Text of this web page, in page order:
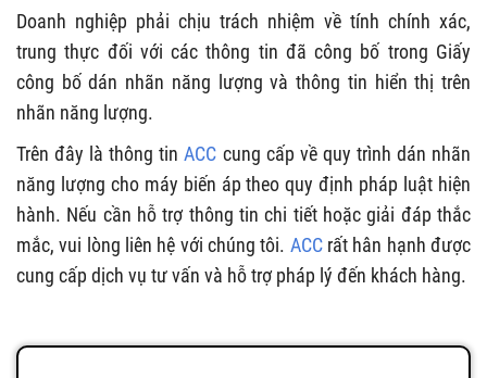
Doanh nghiệp phải chịu trách nhiệm về tính chính xác,
trung thực đối với các thông tin đã công bố trong Giấy
công bố dán nhãn năng lượng và thông tin hiển thị trên
nhãn năng lượng.
Trên đây là thông tinACC cung cấp về quy trình dán nhãn
năng lượng cho máy biến áp theo quy định pháp luật hiện
hành. Nếu cần hỗ trợ thông tin chi tiết hoặc giải đáp thắc
mắc, vui lòng liên hệ với chúng tôi. ACCrất hân hạnh được
cung cấp dịch vụ tư vấn và hỗ trợ pháp lý đến khách hàng.